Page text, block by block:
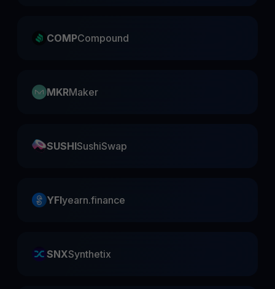
COMPCompound
MKRMaker
SUSHISushiSwap
YFIyearn.finance
SNXSynthetix